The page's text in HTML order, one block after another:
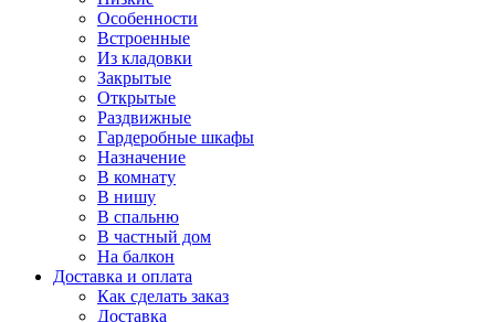
Особенности
Встроенные
Из кладовки
Закрытые
Открытые
Раздвижные
Гардеробные шкафы
Назначение
В комнату
В нишу
В спальню
В частный дом
На балкон
Доставка и оплата
Как сделать заказ
Доставка